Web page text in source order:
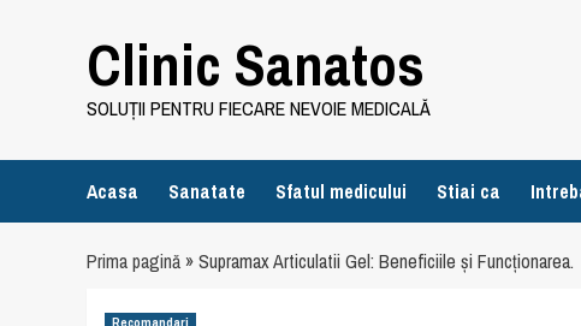
Clinic Sanatos
SOLUȚII PENTRU FIECARE NEVOIE MEDICALĂ
Acasa Sanatate Sfatul medicului Stiai ca
Prima pagină»Supramax Articulatii Gel: Beneficiile și Funcționarea.
Recomandari